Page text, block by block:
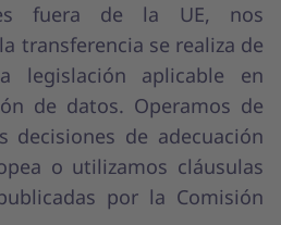
fuera de la UE, nos
transferencia se realiza de
legislación aplicable en
de datos. Operamos de
decisiones de adecuación
o utilizamos cláusulas
por la Comisión